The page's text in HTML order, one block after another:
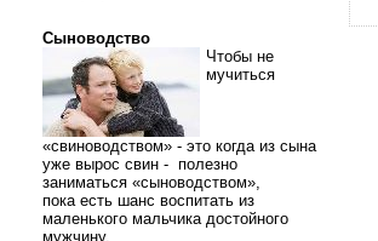
Сыноводство
Чтобы не
мучиться
«свиноводством» - это когда из сына
уже вырос свин - полезно
заниматься «сыноводством»,
пока есть шанс воспитать из
маленького мальчика достойного
мужчину.